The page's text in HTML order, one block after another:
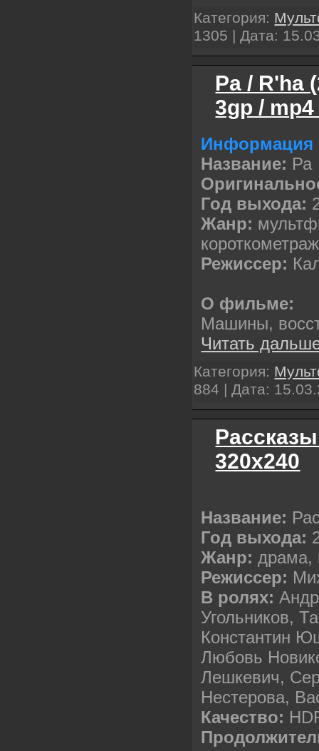
Категория:
1305 | Дата:
Ра / R'ha
3gp /
Название: Ра
Год выхода:
Жанр:
Режиссер:
О фильме:
Машины,
Читать
Категория:
884 | Дата:
320x240
Название:
Год выхода:
Жанр: драма,
Режиссер:
В ролях:
Угольников,
Константин
Любовь
Лешкевич,
Нестерова,
Качество: